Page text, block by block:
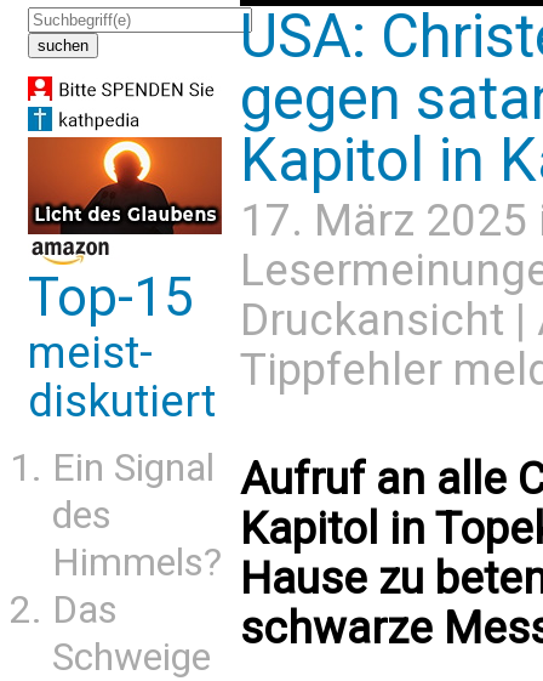
Top-15
meist-
diskutiert
Ein Signal
des
Himmels?
Das
Schweige
USA:
gegen
Kapitol in
17. März
Druckansicht |
Tippfehler
Aufruf an alle
Kapitol in
Hause zu
schwarze